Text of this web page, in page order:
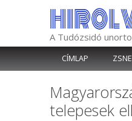
A Tudózsidó
CÍMLAP
telepesek